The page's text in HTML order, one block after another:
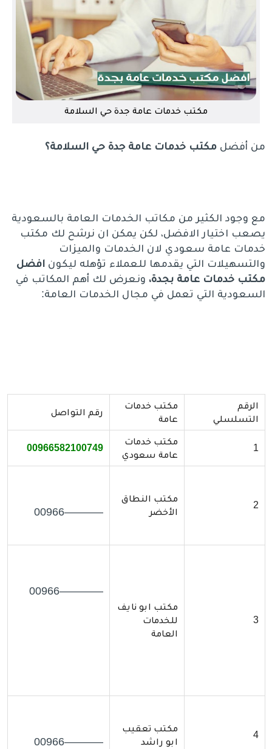
مكتب خدمات عامة جدة حي السلامة
من أفضلمكتب خدمات عامة جدة حي السلامة؟
مع وجود الكثير من مكاتب الخدمات العامة بالسعودية
يصعب اختيار الافضل، لكن يمكن ان نرشح لك مكتب
خدمات عامة سعودي لان الخدمات والميزات
والتسهيلات التي يقدمها للعملاء تؤهله ليكونافضل
مكتب خدمات عامة بجدة، ونعرض لك أهم المكاتب في
السعودية التي تعمل في مجال الخدمات العامة:
الرقم
التسلسلي
مكتب خدمات
عامة
رقم التواصل
1
مكتب خدمات
عامة سعودي
00966582100749
2
مكتب النطاق
الأخضر
———–00966
3
مكتب ابو نايف
للخدمات
العامة
————00966
4
مكتب تعقيب
ابو راشد
———–00966